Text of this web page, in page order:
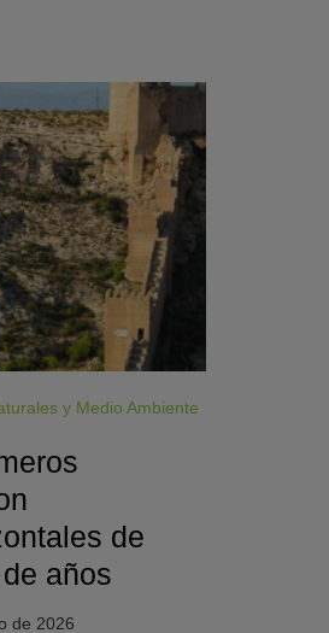
y Medio Ambiente
de
años
de 2026